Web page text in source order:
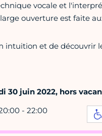
vocale et
ouverture est faite
intuition et de découvrir
30 juin 2022, hors
- 22:00